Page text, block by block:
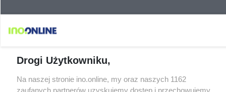
Drogi Użytkowniku,
Na naszej stronie ino.online, my oraz naszych 1162
zaufanych partnerów uzyskujemy dostęp i przechowujemy